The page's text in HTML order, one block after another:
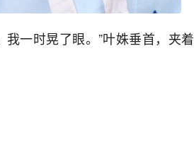
一时晃了眼。”叶姝垂首，夹着